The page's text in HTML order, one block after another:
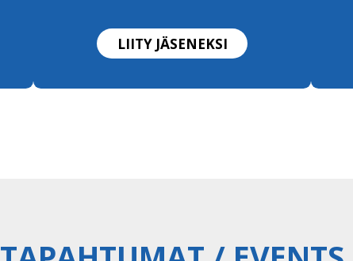
LIITY JÄSENEKSI